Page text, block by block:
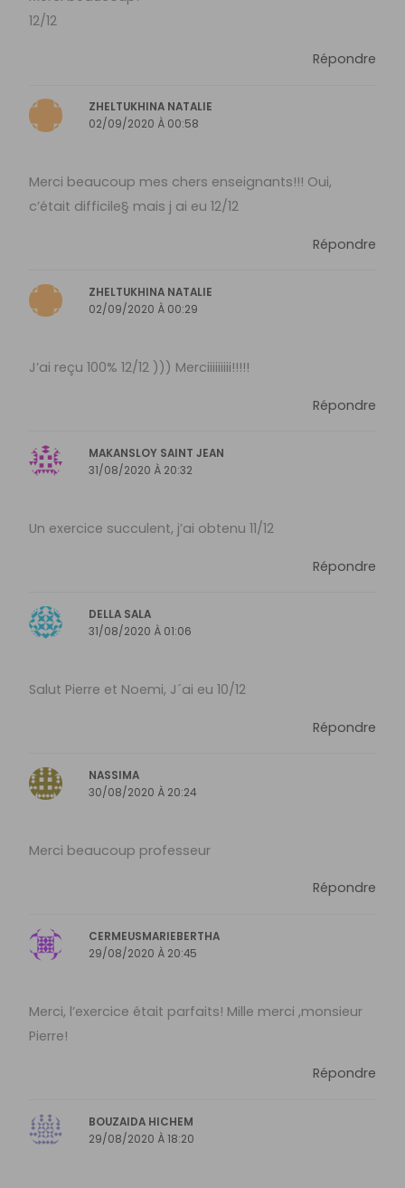
12/12
Répondre
ZHELTUKHINA NATALIE
02/09/2020 À 00:58
Merci beaucoup mes chers enseignants!!! Oui,
c’était difficile§ mais j ai eu 12/12
Répondre
ZHELTUKHINA NATALIE
02/09/2020 À 00:29
J’ai reçu 100% 12/12 ))) Merciiiiiiiii!!!!!
Répondre
MAKANSLOY SAINT JEAN
31/08/2020 À 20:32
Un exercice succulent, j’ai obtenu 11/12
Répondre
DELLA SALA
31/08/2020 À 01:06
Salut Pierre et Noemi, J´ai eu 10/12
Répondre
NASSIMA
30/08/2020 À 20:24
Merci beaucoup professeur
Répondre
CERMEUSMARIEBERTHA
29/08/2020 À 20:45
Merci, l’exercice était parfaits! Mille merci ,monsieur
Pierre!
Répondre
BOUZAIDA HICHEM
29/08/2020 À 18:20